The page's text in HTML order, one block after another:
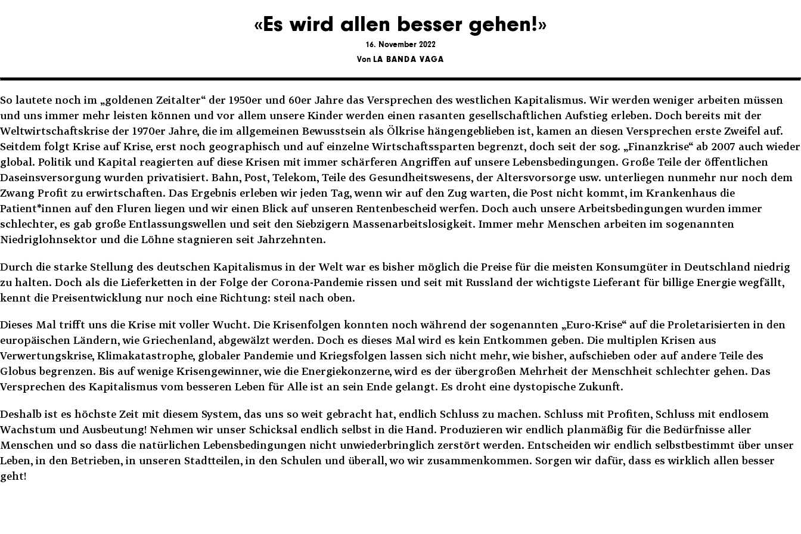
«Es wird allen besser gehen!»
16. November 2022
Von LA BANDA VAGA
So lautete noch im „goldenen Zeitalter“ der 1950er und 60er Jahre das Versprechen des westlichen Kapitalismus. Wir werden weniger arbeiten müssen
und uns immer mehr leisten können und vor allem unsere Kinder werden einen rasanten gesellschaftlichen Aufstieg erleben. Doch bereits mit der
Weltwirtschaftskrise der 1970er Jahre, die im allgemeinen Bewusstsein als Ölkrise hängengeblieben ist, kamen an diesen Versprechen erste Zweifel auf.
Seitdem folgt Krise auf Krise, erst noch geographisch und auf einzelne Wirtschaftssparten begrenzt, doch seit der sog. „Finanzkrise“ ab 2007 auch wieder
global. Politik und Kapital reagierten auf diese Krisen mit immer schärferen Angriffen auf unsere Lebensbedingungen. Große Teile der öffentlichen
Daseinsversorgung wurden privatisiert. Bahn, Post, Telekom, Teile des Gesundheitswesens, der Altersvorsorge usw. unterliegen nunmehr nur noch dem
Zwang Profit zu erwirtschaften. Das Ergebnis erleben wir jeden Tag, wenn wir auf den Zug warten, die Post nicht kommt, im Krankenhaus die
Patient*innen auf den Fluren liegen und wir einen Blick auf unseren Rentenbescheid werfen. Doch auch unsere Arbeitsbedingungen wurden immer
schlechter, es gab große Entlassungswellen und seit den Siebzigern Massenarbeitslosigkeit. Immer mehr Menschen arbeiten im sogenannten
Niedriglohnsektor und die Löhne stagnieren seit Jahrzehnten.
Durch die starke Stellung des deutschen Kapitalismus in der Welt war es bisher möglich die Preise für die meisten Konsumgüter in Deutschland niedrig
zu halten. Doch als die Lieferketten in der Folge der Corona-Pandemie rissen und seit mit Russland der wichtigste Lieferant für billige Energie wegfällt,
kennt die Preisentwicklung nur noch eine Richtung: steil nach oben.
Dieses Mal trifft uns die Krise mit voller Wucht. Die Krisenfolgen konnten noch während der sogenannten „Euro-Krise“ auf die Proletarisierten in den
europäischen Ländern, wie Griechenland, abgewälzt werden. Doch es dieses Mal wird es kein Entkommen geben. Die multiplen Krisen aus
Verwertungskrise, Klimakatastrophe, globaler Pandemie und Kriegsfolgen lassen sich nicht mehr, wie bisher, aufschieben oder auf andere Teile des
Globus begrenzen. Bis auf wenige Krisengewinner, wie die Energiekonzerne, wird es der übergroßen Mehrheit der Menschheit schlechter gehen. Das
Versprechen des Kapitalismus vom besseren Leben für Alle ist an sein Ende gelangt. Es droht eine dystopische Zukunft.
Deshalb ist es höchste Zeit mit diesem System, das uns so weit gebracht hat, endlich Schluss zu machen. Schluss mit Profiten, Schluss mit endlosem
Wachstum und Ausbeutung! Nehmen wir unser Schicksal endlich selbst in die Hand. Produzieren wir endlich planmäßig für die Bedürfnisse aller
Menschen und so dass die natürlichen Lebensbedingungen nicht unwiederbringlich zerstört werden. Entscheiden wir endlich selbstbestimmt über unser
Leben, in den Betrieben, in unseren Stadtteilen, in den Schulen und überall, wo wir zusammenkommen. Sorgen wir dafür, dass es wirklich allen besser
geht!